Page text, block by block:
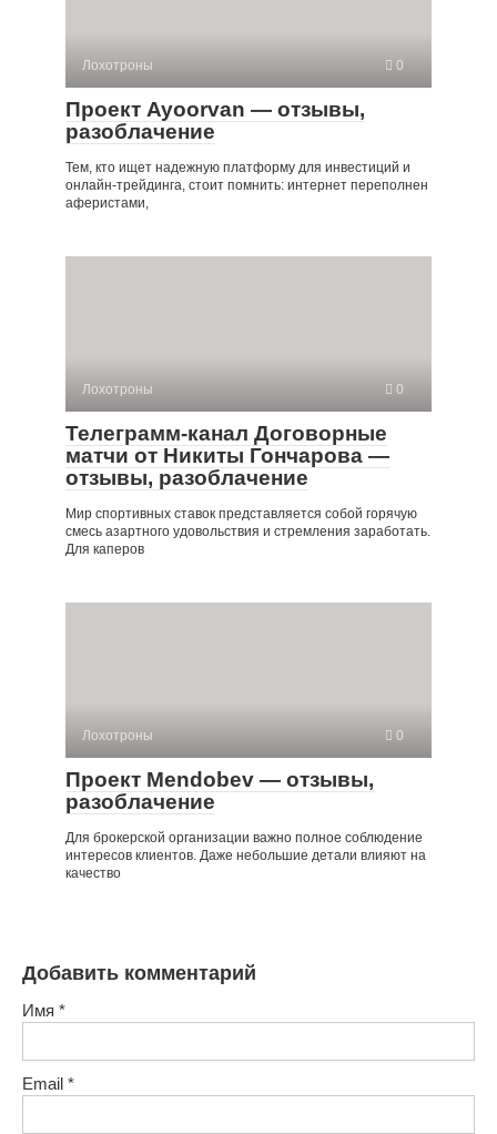
Лохотроны 0
Проект Ayoorvan — отзывы,
разоблачение
Тем, кто ищет надежную платформу для инвестиций и
онлайн-трейдинга, стоит помнить: интернет переполнен
аферистами,
Лохотроны 0
Телеграмм-канал Договорные
матчи от Никиты Гончарова —
отзывы, разоблачение
Мир спортивных ставок представляется собой горячую
смесь азартного удовольствия и стремления заработать.
Для каперов
Лохотроны 0
Проект Mendobev — отзывы,
разоблачение
Для брокерской организации важно полное соблюдение
интересов клиентов. Даже небольшие детали влияют на
качество
Добавить комментарий
Имя *
Email *